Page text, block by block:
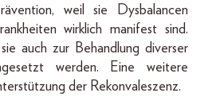
weil sie Dysbalancen
wirklich manifest sind.
auch zur Behandlung diverser
werden. Eine weitere
der Rekonvaleszenz.